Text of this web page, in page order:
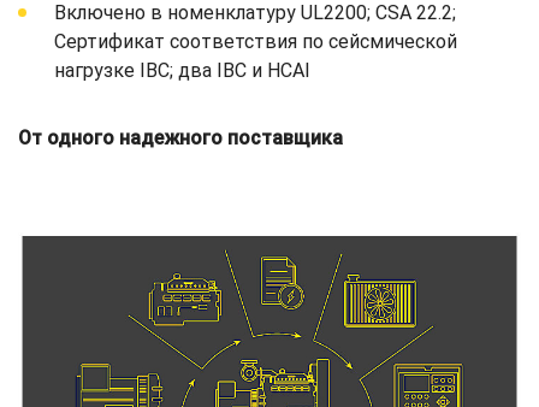
Включено в номенклатуру UL2200; CSA 22.2;
Сертификат соответствия по сейсмической
нагрузке IBC; два IBC и HCAI
От одного надежного поставщика